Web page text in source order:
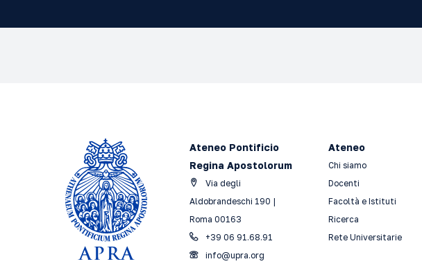
Ateneo Pontificio
Regina Apostolorum
Via degli
Aldobrandeschi 190 |
Roma 00163
+39 06 91.68.91
info@upra.org
Ateneo
Chi siamo
Docenti
Facoltà e Istituti
Ricerca
Rete Universitarie